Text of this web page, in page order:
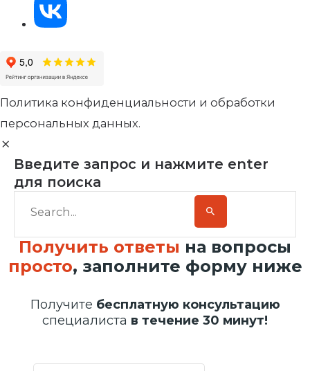
Политика конфиденциальности и обработки
персональных данных.
Введите запрос и нажмите enter
для поиска
Получить ответы на вопросы
просто, заполните форму ниже
Получите бесплатную консультацию
специалиста в течение 30 минут!